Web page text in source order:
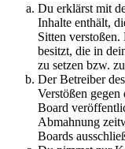
Du erklärst mit
Inhalte enthält,
Sitten verstoßen.
besitzt, die in
zu setzen bzw.
Der Betreiber
Verstößen
Board
Abmahnung
Boards